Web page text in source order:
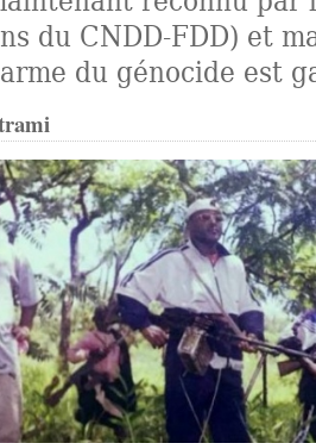
du CNDD-FDD) et
du génocide est